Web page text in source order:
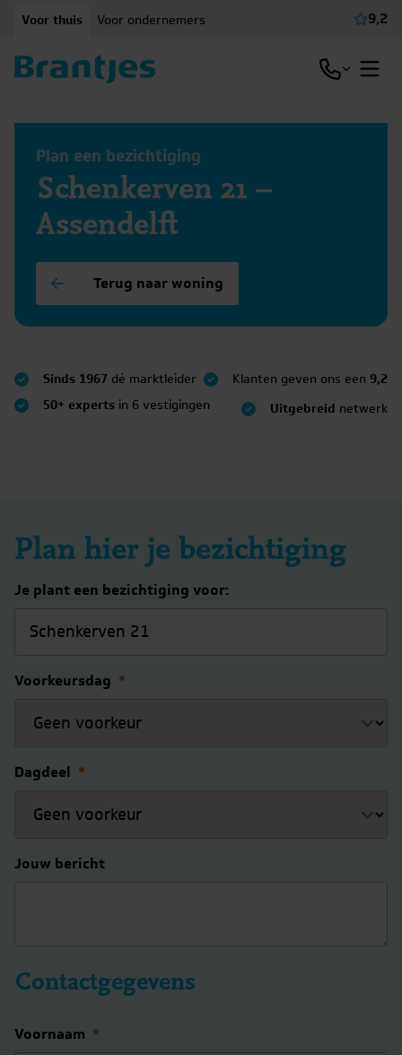
Voor thuis Voor ondernemers 9,2
Open /
Plan een bezichtiging
Schenkerven 21 –
Assendelft
Terug naar woning
Sinds 1967 dé marktleider Klanten geven ons een 9,2
50+ experts in 6 vestigingen Uitgebreid netwerk
Plan hier je bezichtiging
Je plant een bezichtiging voor:
Voorkeursdag *
Dagdeel *
Jouw bericht
Contactgegevens
Voornaam *